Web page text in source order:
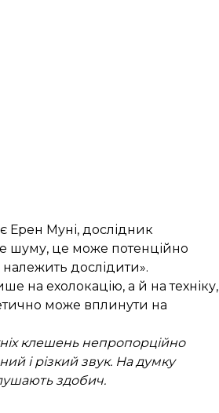
Ерен Муні, дослідник
шуму, це може потенційно
дослідити».
на ехолокацію, а й на техніку,
може вплинути на
клешень непропорційно
і різкий звук. На думку
здобич.